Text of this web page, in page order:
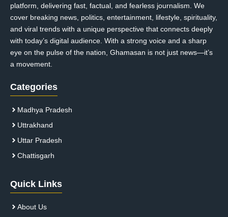
platform, delivering fast, factual, and fearless journalism. We
cover breaking news, politics, entertainment, lifestyle, spirituality,
and viral trends with a unique perspective that connects deeply
with today’s digital audience. With a strong voice and a sharp
eye on the pulse of the nation, Ghamasan is not just news—it’s
a movement.
Categories
Madhya Pradesh
Uttrakhand
Uttar Pradesh
Chattisgarh
Quick Links
About Us